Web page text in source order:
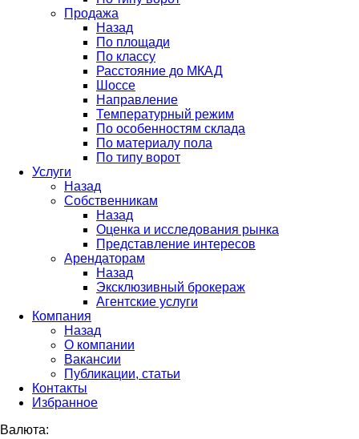
Продажа
Назад
По площади
По классу
Расстояние до МКАД
Шоссе
Направление
Температурный режим
По особенностям склада
По материалу пола
По типу ворот
Услуги
Назад
Собственникам
Назад
Оценка и исследования рынка
Представление интересов
Арендаторам
Назад
Эксклюзивный брокераж
Агентские услуги
Компания
Назад
О компании
Вакансии
Публикации, статьи
Контакты
Избранное
Валюта: